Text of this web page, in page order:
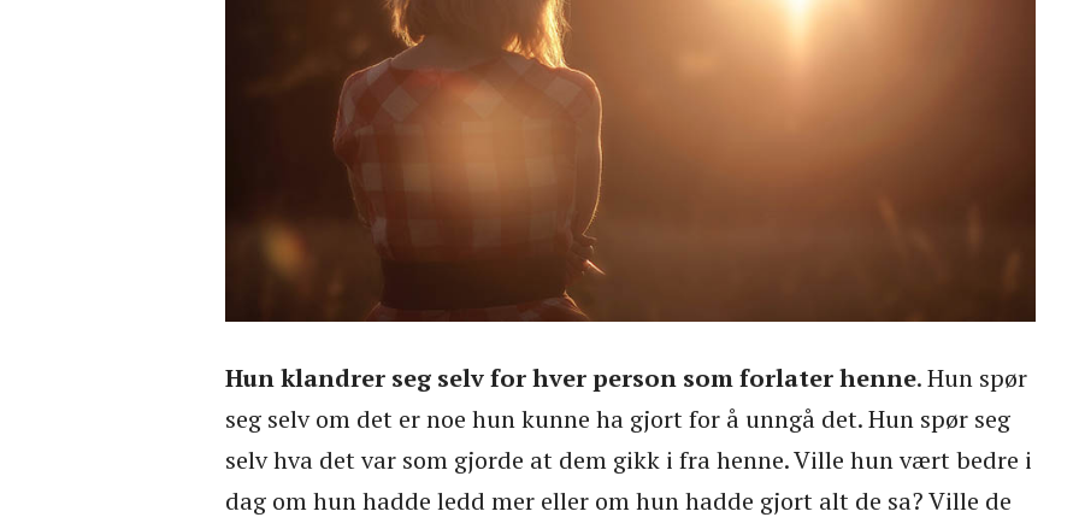
Hun klandrer seg selv for hver person som forlater henne. Hun spør
seg selv om det er noe hun kunne ha gjort for å unngå det. Hun spør seg
selv hva det var som gjorde at dem gikk i fra henne. Ville hun vært bedre i
dag om hun hadde ledd mer eller om hun hadde gjort alt de sa? Ville de